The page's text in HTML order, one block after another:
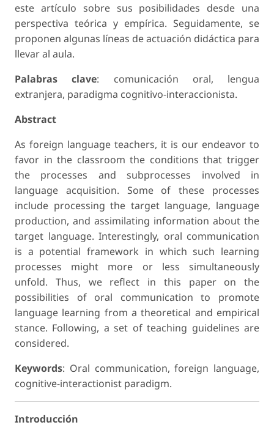
este artículo sobre sus posibilidades desde una
perspectiva teórica y empírica. Seguidamente, se
proponen algunas líneas de actuación didáctica para
llevar al aula.
Palabras clave: comunicación oral, lengua
extranjera, paradigma cognitivo-interaccionista.
Abstract
As foreign language teachers, it is our endeavor to
favor in the classroom the conditions that trigger
the processes and subprocesses involved in
language acquisition. Some of these processes
include processing the target language, language
production, and assimilating information about the
target language. Interestingly, oral communication
is a potential framework in which such learning
processes might more or less simultaneously
unfold. Thus, we reflect in this paper on the
possibilities of oral communication to promote
language learning from a theoretical and empirical
stance. Following, a set of teaching guidelines are
considered.
Keywords: Oral communication, foreign language,
cognitive-interactionist paradigm.
Introducción